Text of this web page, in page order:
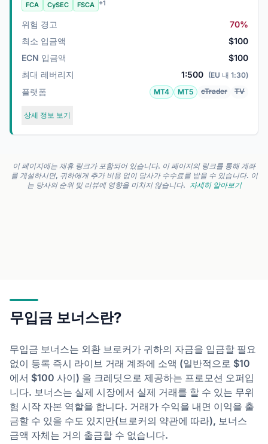
FCA CySEC FSCA +1
위험 경고
70%
최소 입금액
$100
ECN 입금액
$100
최대 레버리지
1:500 (EU 내 1:30)
플랫폼 MT4 MT5 cTrader TV
상세 정보 보기
이 페이지에는 제휴 링크가 포함되어 있습니다. 이 페이지의 링크를 통해 계좌
를 개설하시면, 귀하에게 추가 비용 없이 당사가 수수료를 받을 수 있습니다. 이
는 당사의 순위 및 리뷰에 영향을 미치지 않습니다. 자세히 알아보기
무입금 보너스란?
무입금 보너스는 외환 브로커가 귀하의 자금을 입금할 필요
없이 등록 즉시 라이브 거래 계좌에 소액 (일반적으로 $10
에서 $100 사이) 을 크레딧으로 제공하는 프로모션 오퍼입
니다. 보너스는 실제 시장에서 실제 거래를 할 수 있는 무위
험 시작 자본 역할을 합니다. 거래가 수익을 내면 이익을 출
금할 수 있을 수도 있지만(브로커의 약관에 따라), 보너스
금액 자체는 거의 출금할 수 없습니다.